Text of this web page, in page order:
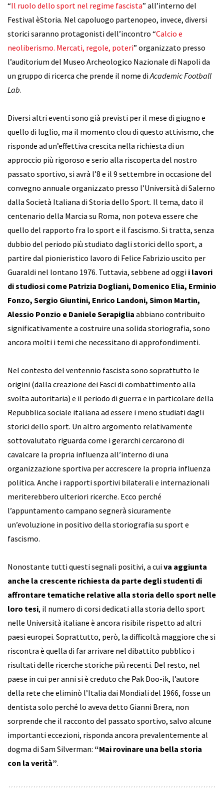
“Il ruolo dello sport nel regime fascista” all’interno del
Festival èStoria. Nel capoluogo partenopeo, invece, diversi
storici saranno protagonisti dell’incontro “Calcio e
neoliberismo. Mercati, regole, poteri” organizzato presso
l’auditorium del Museo Archeologico Nazionale di Napoli da
un gruppo di ricerca che prende il nome diAcademic Football
Lab.
Diversi altri eventi sono già previsti per il mese di giugno e
quello di luglio, ma il momento clou di questo attivismo, che
risponde ad un’effettiva crescita nella richiesta di un
approccio più rigoroso e serio alla riscoperta del nostro
passato sportivo, si avrà l’8 e il 9 settembre in occasione del
convegno annuale organizzato presso l’Università di Salerno
dalla Società Italiana di Storia dello Sport. Il tema, dato il
centenario della Marcia su Roma, non poteva essere che
quello del rapporto fra lo sport e il fascismo. Si tratta, senza
dubbio del periodo più studiato dagli storici dello sport, a
partire dal pionieristico lavoro di Felice Fabrizio uscito per
Guaraldi nel lontano 1976. Tuttavia, sebbene ad oggi i lavori
di studiosi come Patrizia Dogliani, Domenico Elia, Erminio
Fonzo, Sergio Giuntini, Enrico Landoni, Simon Martin,
Alessio Ponzio e Daniele Serapiglia abbiano contribuito
significativamente a costruire una solida storiografia, sono
ancora molti i temi che necessitano di approfondimenti.
Nel contesto del ventennio fascista sono soprattutto le
origini (dalla creazione dei Fasci di combattimento alla
svolta autoritaria) e il periodo di guerra e in particolare della
Repubblica sociale italiana ad essere i meno studiati dagli
storici dello sport. Un altro argomento relativamente
sottovalutato riguarda come i gerarchi cercarono di
cavalcare la propria influenza all’interno di una
organizzazione sportiva per accrescere la propria influenza
politica. Anche i rapporti sportivi bilaterali e internazionali
meriterebbero ulteriori ricerche. Ecco perché
l’appuntamento campano segnerà sicuramente
un’evoluzione in positivo della storiografia su sport e
fascismo.
Nonostante tutti questi segnali positivi, a cuiva aggiunta
anche la crescente richiesta da parte degli studenti di
affrontare tematiche relative alla storia dello sport nelle
loro tesi, il numero di corsi dedicati alla storia dello sport
nelle Università italiane è ancora risibile rispetto ad altri
paesi europei. Soprattutto, però, la difficoltà maggiore che si
riscontra è quella di far arrivare nel dibattito pubblico i
risultati delle ricerche storiche più recenti. Del resto, nel
paese in cui per anni si è creduto che Pak Doo-ik, l’autore
della rete che eliminò l’Italia dai Mondiali del 1966, fosse un
dentista solo perché lo aveva detto Gianni Brera, non
sorprende che il racconto del passato sportivo, salvo alcune
importanti eccezioni, risponda ancora prevalentemente al
dogma di Sam Silverman: “Mai rovinare una bella storia
con la verità”.